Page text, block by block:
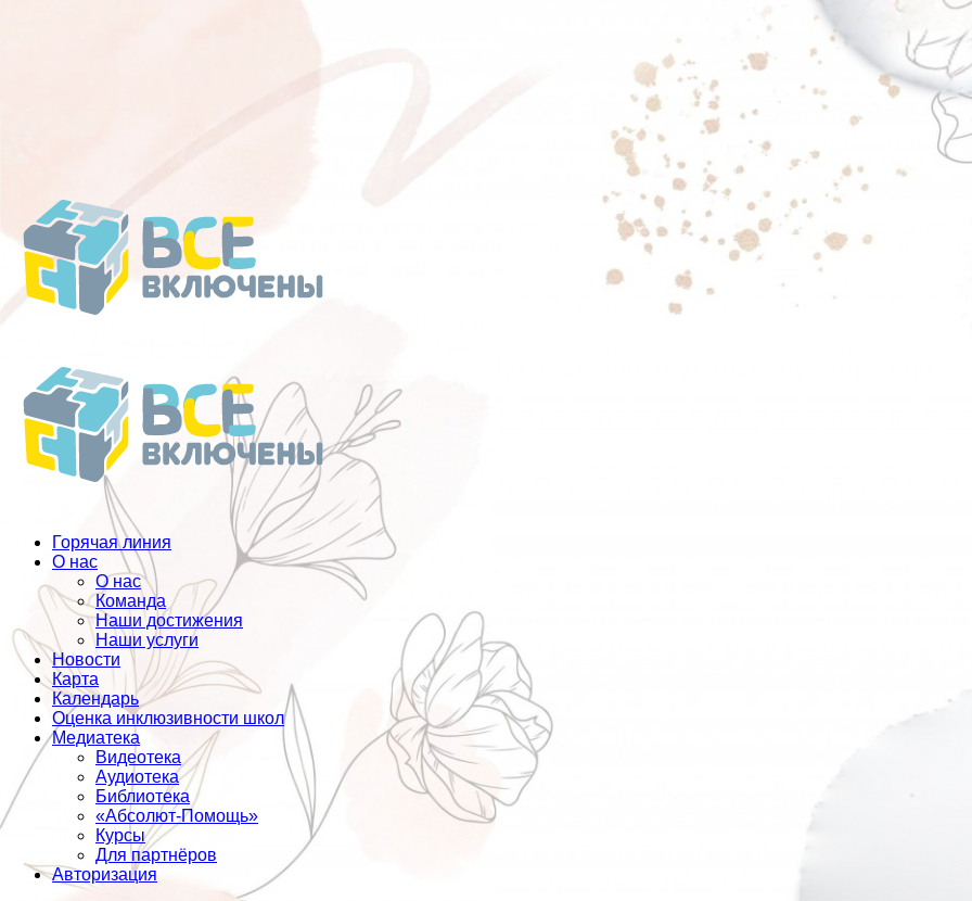
Горячая линия
О нас
О нас
Команда
Наши достижения
Наши услуги
Новости
Карта
Календарь
Оценка инклюзивности школ
Медиатека
Видеотека
Аудиотека
Библиотека
«Абсолют-Помощь»
Курсы
Для партнёров
Авторизация